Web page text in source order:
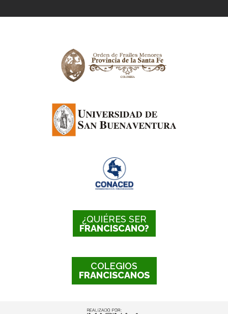
¿QUIÉRES SER
FRANCISCANO?
COLEGIOS
FRANCISCANOS